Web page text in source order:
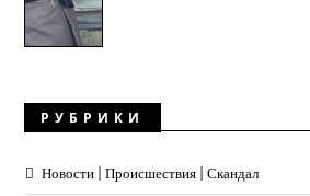
РУБРИКИ
Новости | Происшествия | Скандал